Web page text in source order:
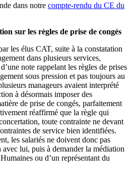
dans notre compte-rendu du CE du
sur les règles de prise de congés
les élus CAT, suite à la constatation
dans plusieurs services,
note rappelant les règles de prises
sous pression et pas toujours au
manageurs avaient interprété
à désormais imposer des
de prise de congés, parfaitement
réaffirmé que la règle qui
toute contrainte ne devant
de service bien identifiées.
les salariés ne doivent donc pas
avec lui, puis à demander la médiation
ou d’un représentant du